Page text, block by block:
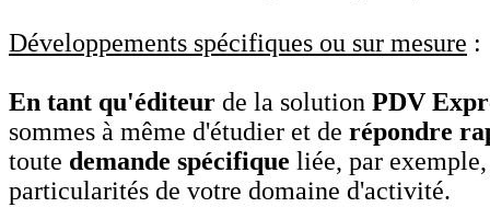
Développements spécifiques ou sur mesure :
En tant qu'éditeur de la solution PDV
sommes à même d'étudier et de répondre
toute demande spécifique liée, par
particularités de votre domaine d'activité.